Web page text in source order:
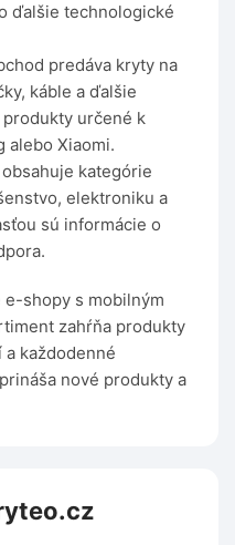
ďalšie technologické
predáva kryty na
káble a ďalšie
určené k
alebo Xiaomi.
obsahuje kategórie
elektroniku a
sú informácie o
e-shopy s mobilným
zahŕňa produkty
každodenné
nové produkty a